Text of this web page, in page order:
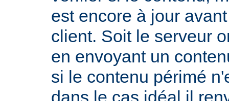
est encore à jour
client. Soit le serveur
en envoyant un
si le contenu périmé
dans le cas idéal il